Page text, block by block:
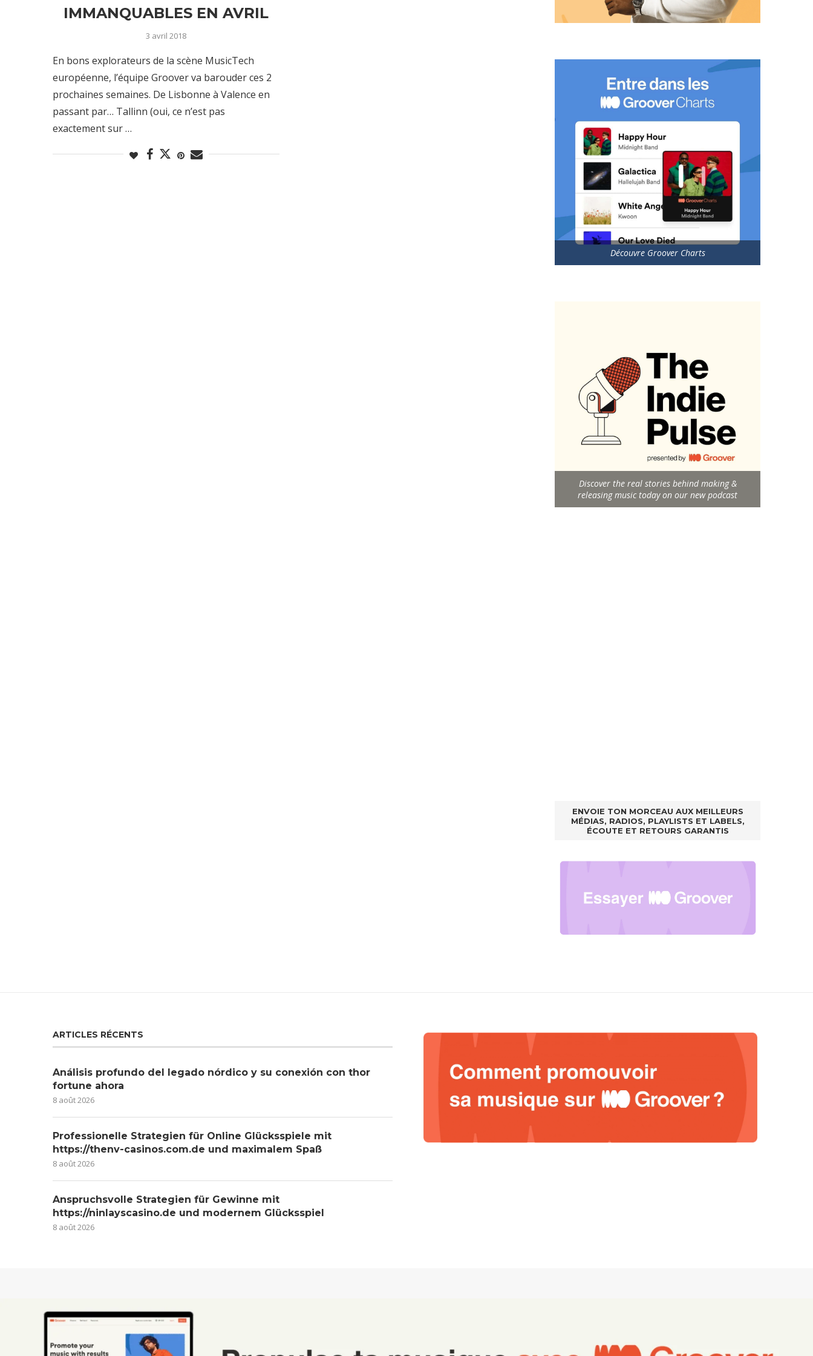
IMMANQUABLES EN AVRIL
3 avril 2018
En bons explorateurs de la scène MusicTech
européenne, l’équipe Groover va barouder ces 2
prochaines semaines. De Lisbonne à Valence en
passant par… Tallinn (oui, ce n’est pas
exactement sur …
Découvre Groover Charts
Discover the real stories behind making &
releasing music today on our new podcast
ENVOIE TON MORCEAU AUX MEILLEURS
MÉDIAS, RADIOS, PLAYLISTS ET LABELS,
ÉCOUTE ET RETOURS GARANTIS
ARTICLES RÉCENTS
Análisis profundo del legado nórdico y su conexión con thor
fortune ahora
8 août 2026
Professionelle Strategien für Online Glücksspiele mit
https://thenv-casinos.com.de und maximalem Spaß
8 août 2026
Anspruchsvolle Strategien für Gewinne mit
https://ninlayscasino.de und modernem Glücksspiel
8 août 2026